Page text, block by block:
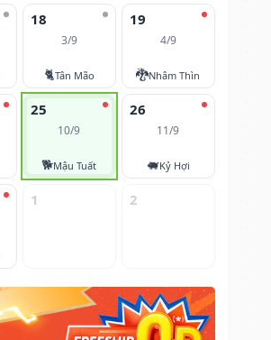
18
3/9
🐈Tân Mão
19
4/9
🐉Nhâm Thìn
25
10/9
🐕Mậu Tuất
26
11/9
🐖Kỷ Hợi
1 2